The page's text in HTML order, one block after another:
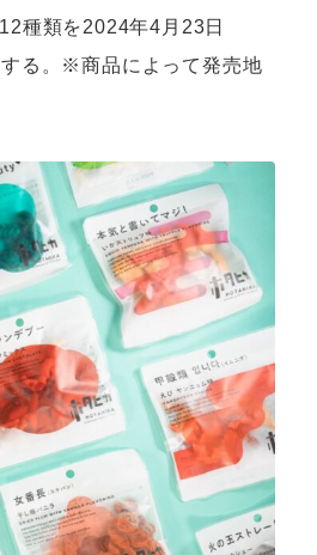
種類を2024年4月23日
する。※商品によって発売地